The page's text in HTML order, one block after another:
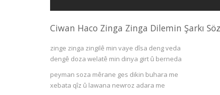
Ciwan Haco Zinga Zinga Dilemin Şarkı
zinge zinga zingilê min vaye dîsa deng veda
dengê doza welatê min dinya girt û berneda
peyman soza mêrane ges dikin buhara me
xebata qîz û lawana newroz adara me